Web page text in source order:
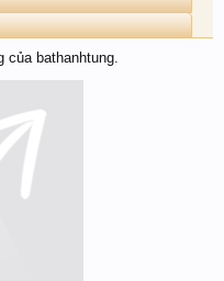
của bathanhtung.